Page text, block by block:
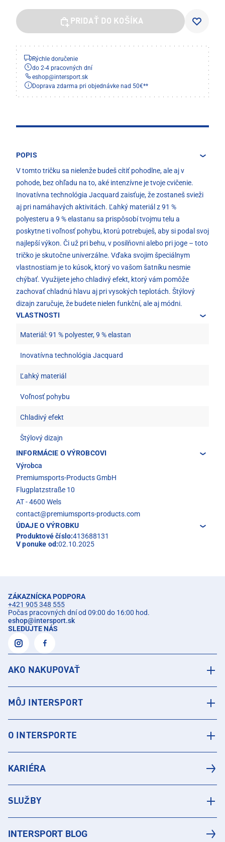
PRIDAŤ DO KOŠÍKA
Rýchle doručenie
do 2-4 pracovných dní
eshop@intersport.sk
Doprava zdarma pri objednávke nad 50€**
POPIS
V tomto tričku sa nielenže budeš cítiť pohodlne, ale aj v
pohode, bez ohľadu na to, aké intenzívne je tvoje cvičenie.
Inovatívna technológia Jacquard zaisťuje, že zostaneš svieži
aj pri namáhavých aktivitách. Ľahký materiál z 91 %
polyesteru a 9 % elastanu sa prispôsobí tvojmu telu a
poskytne ti voľnosť pohybu, ktorú potrebuješ, aby si podal svoj
najlepší výkon. Či už pri behu, v posilňovni alebo pri joge – toto
tričko je skutočne univerzálne. Vďaka svojim špeciálnym
vlastnostiam je to kúsok, ktorý vo vašom šatníku nesmie
chýbať. Využijete jeho chladivý efekt, ktorý vám pomôže
zachovať chladnú hlavu aj pri vysokých teplotách. Štýlový
dizajn zaručuje, že budete nielen funkční, ale aj módni.
VLASTNOSTI
Materiál: 91 % polyester, 9 % elastan
Inovatívna technológia Jacquard
Ľahký materiál
Voľnosť pohybu
Chladivý efekt
Štýlový dizajn
INFORMÁCIE O VÝROBCOVI
Výrobca
Premiumsports-Products GmbH
Flugplatzstraße 10
AT - 4600 Wels
contact@premiumsports-products.com
ÚDAJE O VÝROBKU
Produktové číslo:413688131
V ponuke od:02.10.2025
ZÁKAZNÍCKA PODPORA
+421 905 348 555
Počas pracovných dní od 09:00 do 16:00 hod.
eshop@intersport.sk
SLEDUJTE NÁS
AKO NAKUPOVAŤ
MÔJ INTERSPORT
O INTERSPORTE
KARIÉRA
SLUŽBY
INTERSPORT BLOG